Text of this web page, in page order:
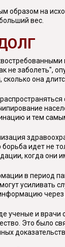
образом на
вес.
не заболеть",
сколько она
и тем
идет не
когда они
в период
ученые и
Это было